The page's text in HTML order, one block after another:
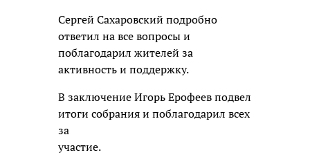
Сергей Сахаровский подробно
ответил на все вопросы и
поблагодарил жителей за
активность и поддержку.
В заключение Игорь Ерофеев подвел
итоги собрания и поблагодарил всех
за
участие.